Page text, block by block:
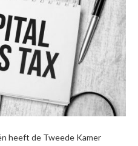
heeft de Tweede Kamer